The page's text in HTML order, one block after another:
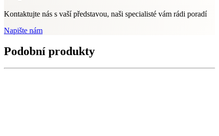
Kontaktujte nás s vaší představou, naši specialisté vám rádi poradí
Napište nám
Podobní produkty